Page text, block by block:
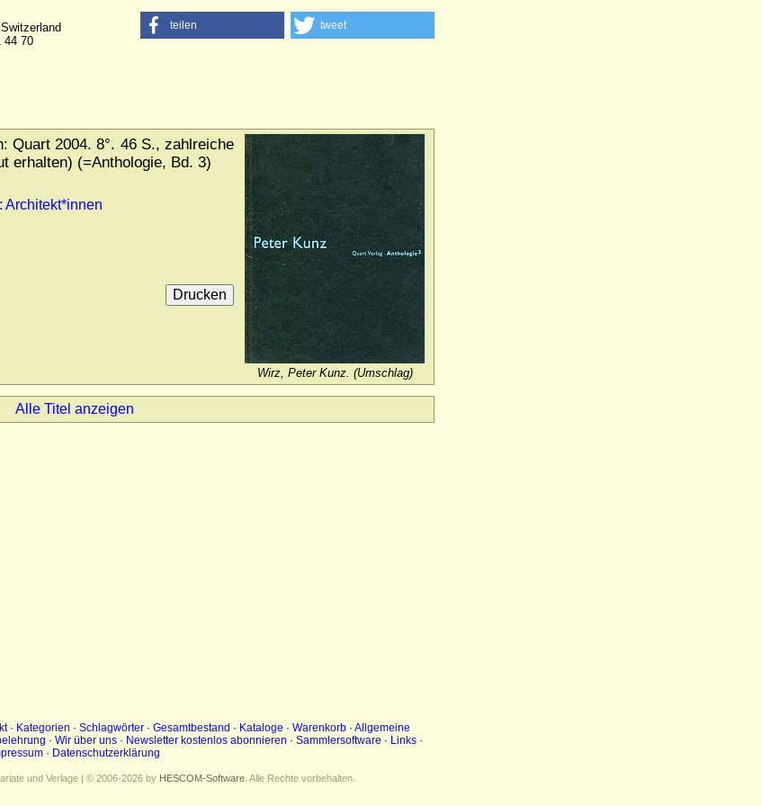
44 70
teilen tweet
Quart 2004. 8°. 46 S., zahlreiche
erhalten) (=Anthologie, Bd. 3)
Architekt*innen
Wirz, Peter Kunz. (Umschlag)
Alle Titel anzeigen
· Kategorien · Schlagwörter· Gesamtbestand · Kataloge · Warenkorb· Allgemeine
· Wir über uns · Newsletter kostenlos abonnieren · Sammlersoftware · Links ·
· Datenschutzerklärung
und Verlage | © 2006-2026 by HESCOM-Software . Alle Rechte vorbehalten.